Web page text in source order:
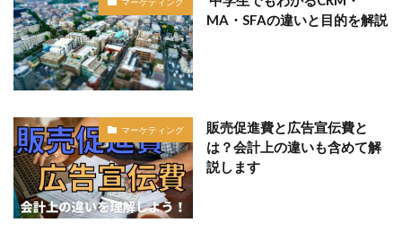
MA・SFAの違いと目的を解説
マーケティング
販売促進費と広告宣伝費と
は？会計上の違いも含めて解
説します